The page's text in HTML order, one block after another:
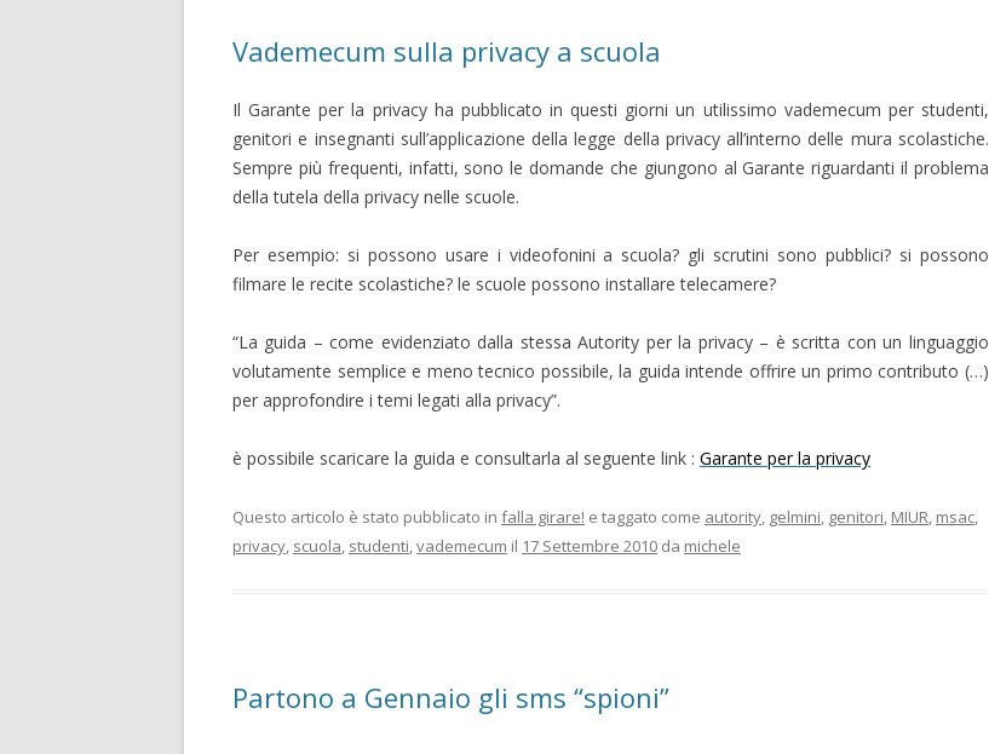
Vademecum sulla privacy a scuola
Il Garante per la privacy ha pubblicato in questi giorni un utilissimo vademecum per studenti,
genitori e insegnanti sull’applicazione della legge della privacy all’interno delle mura scolastiche.
Sempre più frequenti, infatti, sono le domande che giungono al Garante riguardanti il problema
della tutela della privacy nelle scuole.
Per esempio: si possono usare i videofonini a scuola? gli scrutini sono pubblici? si possono
filmare le recite scolastiche? le scuole possono installare telecamere?
“La guida – come evidenziato dalla stessa Autority per la privacy – è scritta con un linguaggio
volutamente semplice e meno tecnico possibile, la guida intende offrire un primo contributo (…)
per approfondire i temi legati alla privacy”.
è possibile scaricare la guida e consultarla al seguente link : Garante per la privacy
Questo articolo è stato pubblicato in falla girare! e taggato come autority, gelmini, genitori, MIUR, msac,
privacy, scuola, studenti,vademecum il 17 Settembre 2010 da michele
Partono a Gennaio gli sms “spioni”